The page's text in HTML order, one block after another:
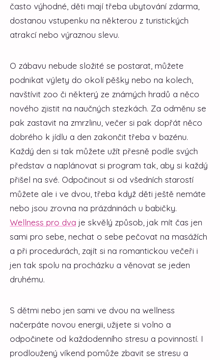
často výhodné, děti mají třeba ubytování zdarma,
dostanou vstupenku na některou z turistických
atrakcí nebo výraznou slevu.
O zábavu nebude složité se postarat, můžete
podnikat výlety do okolí pěšky nebo na kolech,
navštívit zoo či některý ze známých hradů a něco
nového zjistit na naučných stezkách. Za odměnu se
pak zastavit na zmrzlinu, večer si pak dopřát něco
dobrého k jídlu a den zakončit třeba v bazénu.
Každý den si tak můžete užít přesně podle svých
představ a naplánovat si program tak, aby si každý
přišel na své. Odpočinout si od všedních starostí
můžete ale i ve dvou, třeba když děti ještě nemáte
nebo jsou zrovna na prázdninách u babičky.
Wellness pro dva je skvělý způsob, jak mít čas jen
sami pro sebe, nechat o sebe pečovat na masážích
a při procedurách, zajít si na romantickou večeři i
jen tak spolu na procházku a věnovat se jeden
druhému.
S dětmi nebo jen sami ve dvou na wellness
načerpáte novou energii, užijete si volno a
odpočinete od každodenního stresu a povinností. I
prodloužený víkend pomůže zbavit se stresu a